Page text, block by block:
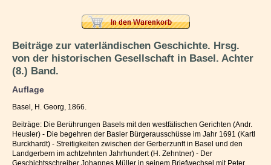
Beiträge zur vaterländischen Geschichte. Hrsg.
von der historischen Gesellschaft in Basel. Achter
(8.) Band.
Auflage
Basel, H. Georg, 1866.
Beiträge: Die Berührungen Basels mit den westfälischen Gerichten (Andr.
Heusler) - Die begehren der Basler Bürgerausschüsse im Jahr 1691 (Kartl
Burckhardt) - Streitigkeiten zwischen der Gerberzunft in Basel und den
Landgerbern im achtzehnten Jahrhundert (H. Zehntner) - Der
Geschichtsschreiber Johannes Müller in seinem Briefwechsel mit Peter